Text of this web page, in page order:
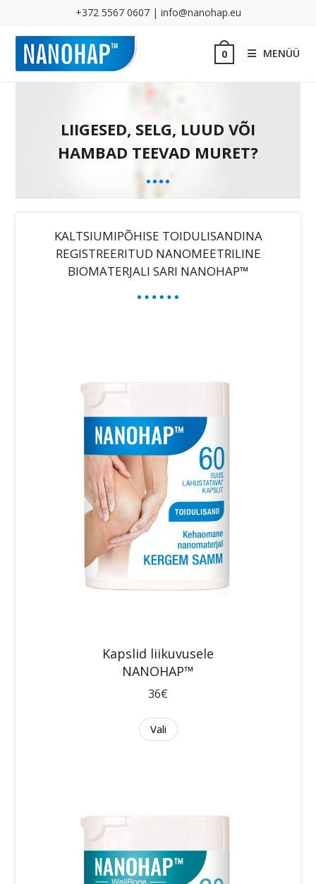
+372 5567 0607 | info@nanohap.eu
0 MENÜÜ
LIIGESED, SELG, LUUD VÕI
HAMBAD TEEVAD MURET?
KALTSIUMIPÕHISE TOIDULISANDINA
REGISTREERITUD NANOMEETRILINE
BIOMATERJALI SARI NANOHAP™
Kapslid liikuvusele
NANOHAP™
36€
Vali